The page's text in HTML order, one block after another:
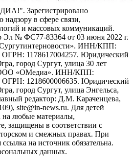
Зарегистрировано
в сфере связи,
и массовых коммуникаций.
Эл № ФС77-83364 от 03 июня 2022 г.
ИНН/КПП:
ОГРН: 1178617004257. Юридический
город Сургут, улица 30 лет
ООО «ОМедиа». ИНН/КПП:
ОГРН: 1218600006635. Юридический
город Сургут, улица Энгельса,
редактор: Д.М. Караченцева,
site@in-news.ru. Для детей
на любые материалы,
защищены в соответствии с
и смежных правах. При
на источник обязательна.
данных.